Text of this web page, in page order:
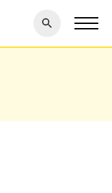
探す
閉じ
る